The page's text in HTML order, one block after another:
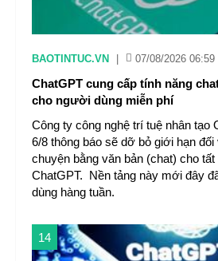
BAOTINTUC.VN 07/08/2026 06:59
ChatGPT cung cấp tính năng
cho người dùng miễn phí
Công ty công nghệ trí tuệ nhân tạo
6/8 thông báo sẽ dỡ bỏ giới hạn
chuyện bằng văn bản (chat) cho
ChatGPT. Nền tảng này mới đây
dùng hàng tuần.
14